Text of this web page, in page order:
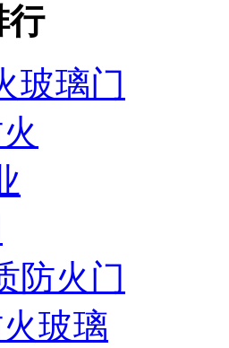
行
玻璃门
防火门
玻璃